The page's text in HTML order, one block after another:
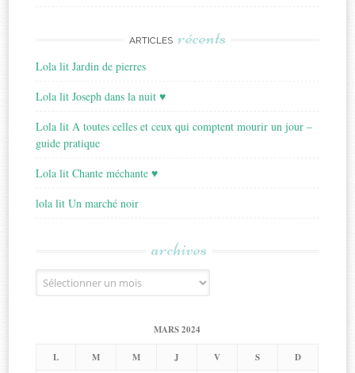
ARTICLES récents
Lola lit Jardin de pierres
Lola lit Joseph dans la nuit ♥
Lola lit A toutes celles et ceux qui comptent mourir un jour –
guide pratique
Lola lit Chante méchante ♥
lola lit Un marché noir
archives
Archives
MARS 2024
L M M J V S D